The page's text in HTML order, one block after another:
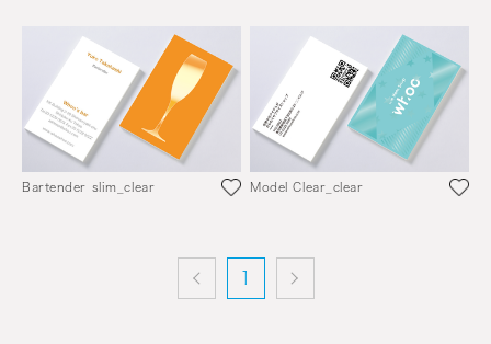
Bartender slim_clear Model Clear_clear